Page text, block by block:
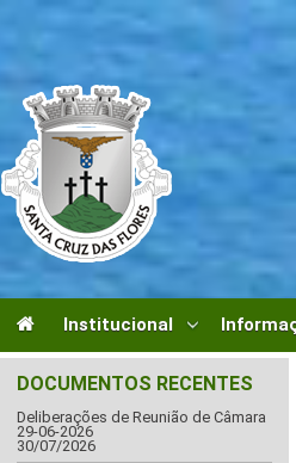
Institucional
DOCUMENTOS RECENTES
Deliberações de Reunião de Câmara
29-06-2026
30/07/2026